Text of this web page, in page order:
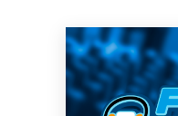
Skip
to
content